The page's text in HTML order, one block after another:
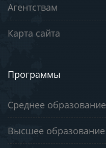
Агентствам
Карта сайта
Программы
Среднее образование
Высшее образование